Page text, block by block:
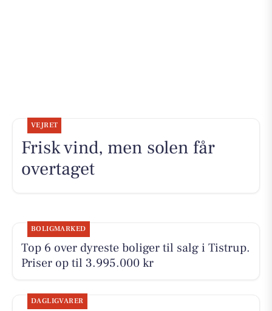
VEJRET
Frisk vind, men solen får
overtaget
BOLIGMARKED
Top 6 over dyreste boliger til salg i Tistrup.
Priser op til 3.995.000 kr
DAGLIGVARER